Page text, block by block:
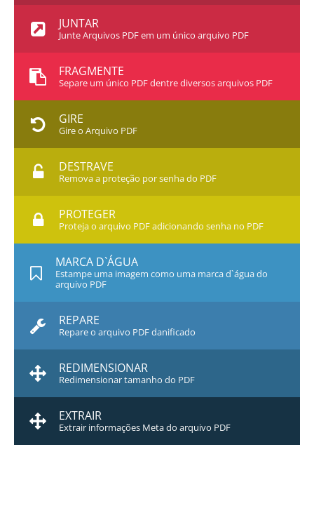
JUNTAR
Junte Arquivos PDF em um único arquivo PDF
FRAGMENTE
Separe um único PDF dentre diversos arquivos PDF
GIRE
Gire o Arquivo PDF
DESTRAVE
Remova a proteção por senha do PDF
PROTEGER
Proteja o arquivo PDF adicionando senha no PDF
MARCA D`ÁGUA
Estampe uma imagem como uma marca d`água do
arquivo PDF
REPARE
Repare o arquivo PDF danificado
REDIMENSIONAR
Redimensionar tamanho do PDF
EXTRAIR
Extrair informações Meta do arquivo PDF